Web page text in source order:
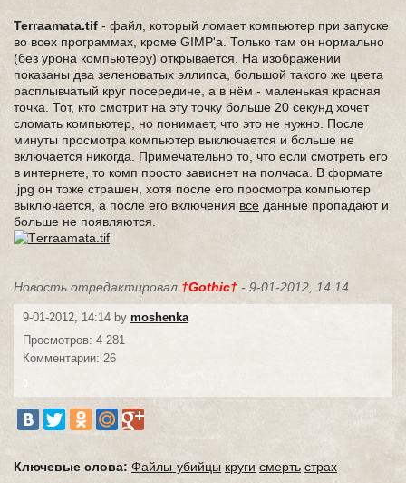
Terraamata.tif - файл, который ломает компьютер при запуске
во всех программах, кроме GIMP'а. Только там он нормально
(без урона компьютеру) открывается. На изображении
показаны два зеленоватых эллипса, большой такого же цвета
расплывчатый круг посередине, а в нём - маленькая красная
точка. Тот, кто смотрит на эту точку больше 20 секунд хочет
сломать компьютер, но понимает, что это не нужно. После
минуты просмотра компьютер выключается и больше не
включается никогда. Примечательно то, что если смотреть его
в интернете, то комп просто зависнет на полчаса. В формате
.jpg он тоже страшен, хотя после его просмотра компьютер
выключается, а после его включения все данные пропадают и
больше не появляются.
Новость отредактировал †Gothic† - 9-01-2012, 14:14
9-01-2012, 14:14 by moshenka
Просмотров: 4 281
Комментарии: 26
Ключевые слова: Файлы-убийцы круги смерть страх